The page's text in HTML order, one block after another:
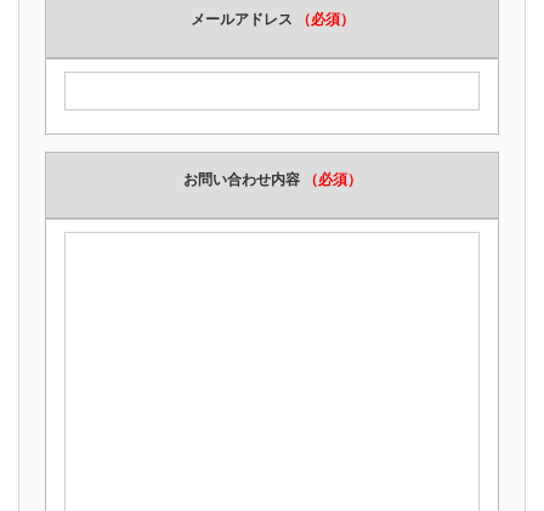
メールアドレス （必須）
お問い合わせ内容 （必須）